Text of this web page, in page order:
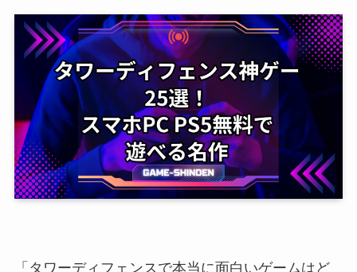
「タワーディフェンスで本当に面白いゲームはど